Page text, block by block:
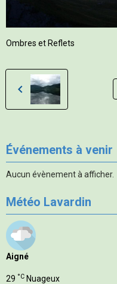
Ombres et Reflets
Événements à venir
Aucun évènement à afficher.
Météo Lavardin
Aigné
29 °C Nuageux